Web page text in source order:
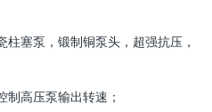
塞泵，锻制铜泵头，超强抗压，
高压泵输出转速；